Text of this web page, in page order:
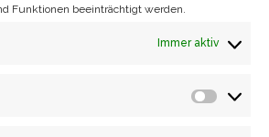
Funktionen beeinträchtigt werden.
Immer aktiv
besondere Modelle zum Mitnehmen.
Ihr Traumkleid!